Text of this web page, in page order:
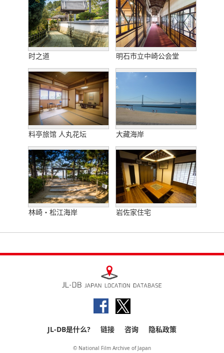
时之道 明石市立中崎公会堂
料亭旅馆 人丸花坛 大藏海岸
林崎・松江海岸 岩佐家住宅
JL-DB是什么? 链接 咨询 隐私政策
© National Film Archive of Japan